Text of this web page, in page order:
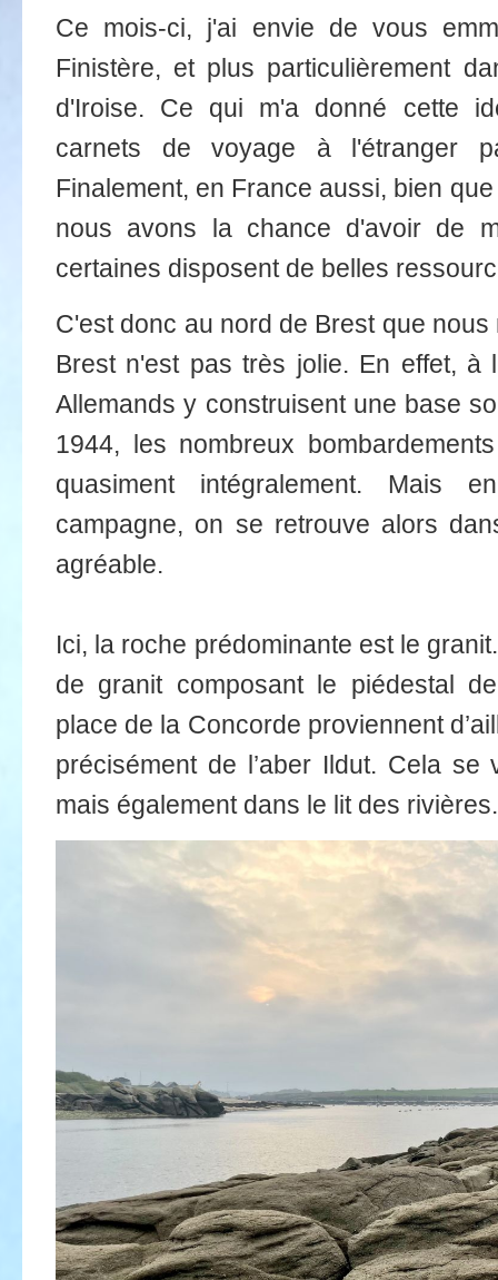
Ce mois-ci, j'ai envie de vous
Finistère, et plus particulièrement
d'Iroise. Ce qui m'a donné cette
carnets de voyage à l'étranger
Finalement, en France aussi, bien
nous avons la chance d'avoir de
certaines disposent de belles
C'est donc au nord de Brest que
Brest n'est pas très jolie. En effet, à
Allemands y construisent une base
1944, les nombreux
quasiment intégralement. Mais
campagne, on se retrouve alors
agréable.
Ici, la roche prédominante est le
de granit composant le piédestal
place de la Concorde proviennent
précisément de l’aber Ildut. Cela
mais également dans le lit des rivières.